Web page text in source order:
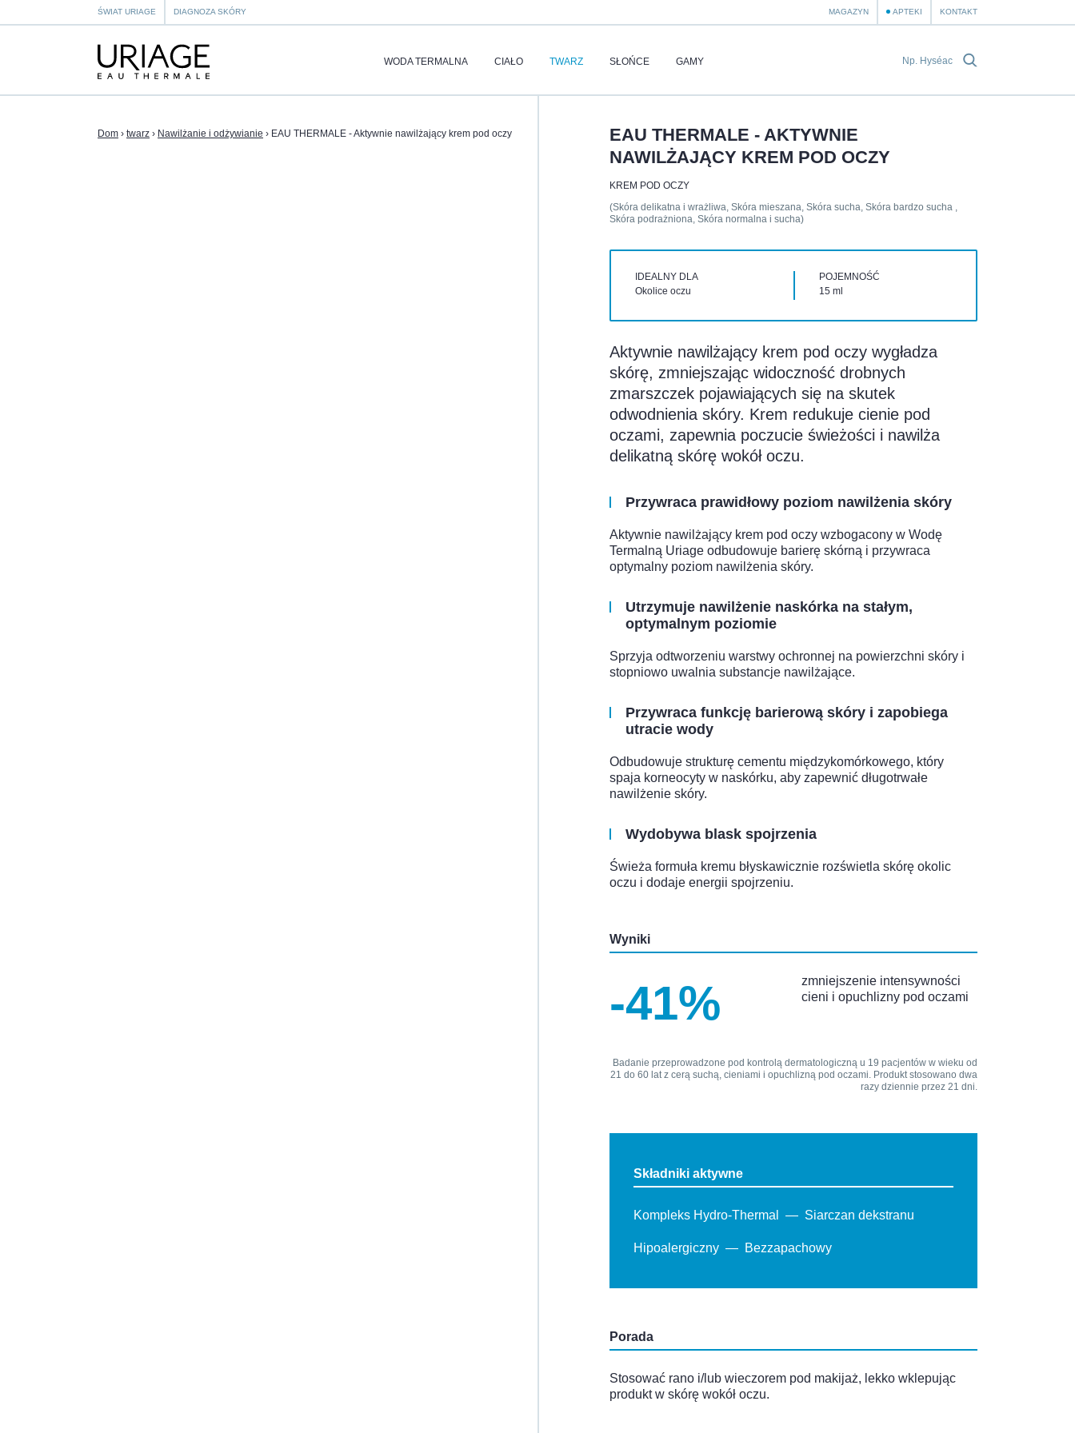
ŚWIAT URIAGE DIAGNOZA SKÓRY MAGAZYN APTEKI KONTAKT
WODA TERMALNA CIAŁO TWARZ SŁOŃCE GAMY
Dom › twarz › Nawilżanie i odżywianie › EAU THERMALE - Aktywnie nawilżający krem pod oczy
EAU THERMALE - AKTYWNIE
NAWILŻAJĄCY KREM POD OCZY
KREM POD OCZY
(Skóra delikatna i wrażliwa, Skóra mieszana, Skóra sucha, Skóra bardzo sucha ,
Skóra podrażniona, Skóra normalna i sucha)
IDEALNY DLA
Okolice oczu
POJEMNOŚĆ
15 ml
Aktywnie nawilżający krem pod oczy wygładza
skórę, zmniejszając widoczność drobnych
zmarszczek pojawiających się na skutek
odwodnienia skóry. Krem redukuje cienie pod
oczami, zapewnia poczucie świeżości i nawilża
delikatną skórę wokół oczu.
Przywraca prawidłowy poziom nawilżenia skóry
Aktywnie nawilżający krem pod oczy wzbogacony w Wodę
Termalną Uriage odbudowuje barierę skórną i przywraca
optymalny poziom nawilżenia skóry.
Utrzymuje nawilżenie naskórka na stałym,
optymalnym poziomie
Sprzyja odtworzeniu warstwy ochronnej na powierzchni skóry i
stopniowo uwalnia substancje nawilżające.
Przywraca funkcję barierową skóry i zapobiega
utracie wody
Odbudowuje strukturę cementu międzykomórkowego, który
spaja korneocyty w naskórku, aby zapewnić długotrwałe
nawilżenie skóry.
Wydobywa blask spojrzenia
Świeża formuła kremu błyskawicznie rozświetla skórę okolic
oczu i dodaje energii spojrzeniu.
Wyniki
-41%
zmniejszenie intensywności
cieni i opuchlizny pod oczami
Badanie przeprowadzone pod kontrolą dermatologiczną u 19 pacjentów w wieku od
21 do 60 lat z cerą suchą, cieniami i opuchlizną pod oczami. Produkt stosowano dwa
razy dziennie przez 21 dni.
Składniki aktywne
Kompleks Hydro-Thermal Siarczan dekstranu
Hipoalergiczny Bezzapachowy
Porada
Stosować rano i/lub wieczorem pod makijaż, lekko wklepując
produkt w skórę wokół oczu.